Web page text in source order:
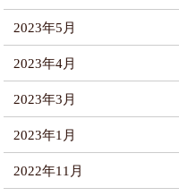
2023年5月
2023年4月
2023年3月
2023年1月
2022年11月